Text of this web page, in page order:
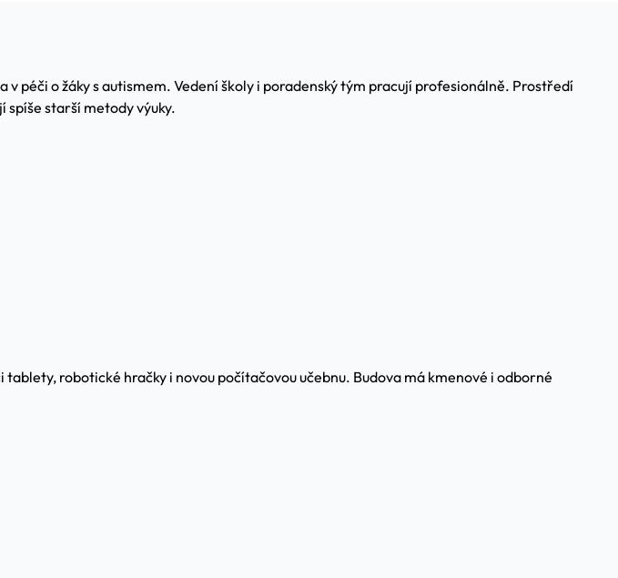
péči o žáky s autismem. Vedení školy i poradenský tým pracují profesionálně. Prostředí
spíše starší metody výuky.
robotické hračky i novou počítačovou učebnu. Budova má kmenové i odborné